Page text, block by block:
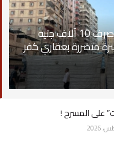
محافظ الجيزة يقرر صرف 10 آلاف جنيه
عاجلة لـ60 أسرة متضررة بعقاري كفر
على المسرح !